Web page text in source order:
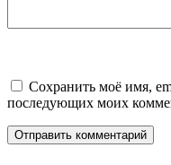
Сохранить моё имя,
последующих моих